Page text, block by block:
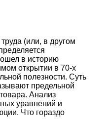
(или, в другом
в историю
открытии в 70-х
полезности. Суть
предельной
Анализ
уравнений и
Что гораздо